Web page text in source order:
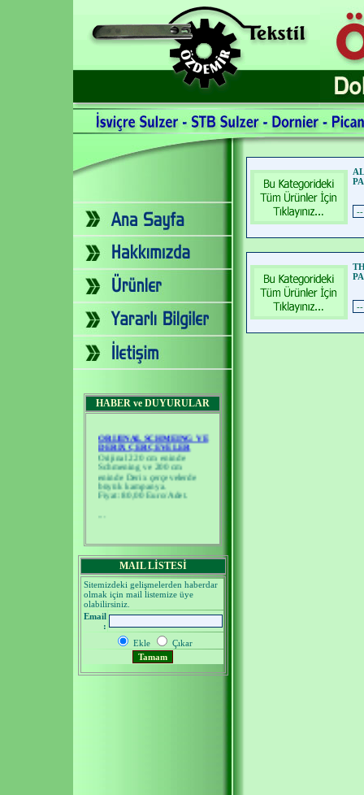
HABER ve DUYURULAR
DERIX ÇERÇEVELER
Orijinal 220 cm eninde
Schmening ve 200 cm
eninde Derix çerçevelerde
büyük kampanya.
Fiyat: 80,00 Euro/Adet.
MAIL LİSTESİ
Sitemizdeki gelişmelerden haberdar
olmak için mail listemize üye
olabilirsiniz.
Email
:
Ekle
Çıkar